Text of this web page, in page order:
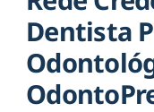
Dentista